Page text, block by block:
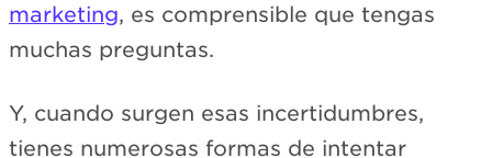
marketing, es comprensible que tengas
muchas preguntas.
Y, cuando surgen esas incertidumbres,
tienes numerosas formas de intentar